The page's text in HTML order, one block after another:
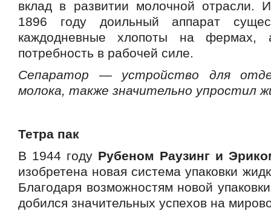
вклад в развитии молочной отрасли.
1896 году доильный аппарат
каждодневные хлопоты на
потребность в рабочей силе.
Сепаратор — устройство для
молока, также значительно упростил
Тетра пак
В 1944 году Рубеном Раузинг и
изобретена новая система упаковки
Благодаря возможностям новой
добился значительных успехов на